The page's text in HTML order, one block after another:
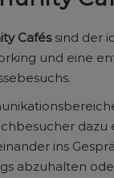
Caféssind der
und eine
dazu
ins
abzuhalten